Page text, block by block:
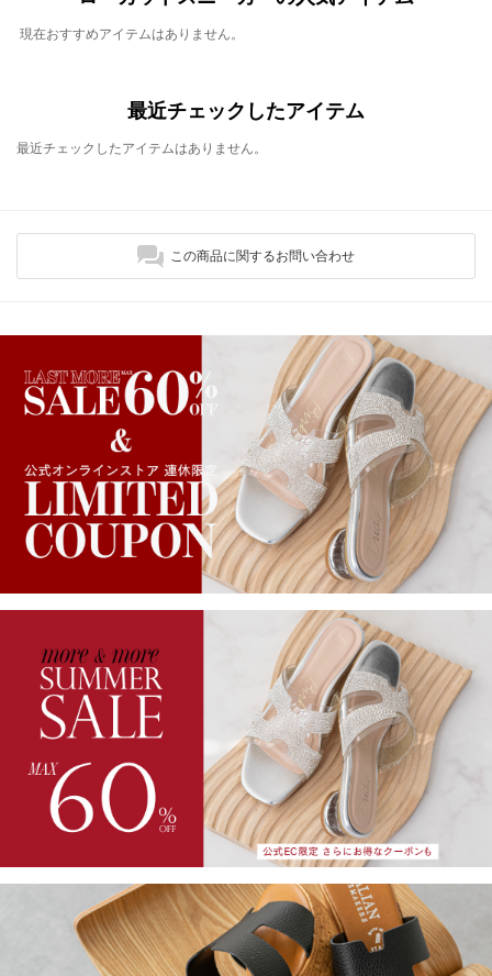
現在おすすめアイテムはありません。
最近チェックしたアイテム
最近チェックしたアイテムはありません。
この商品に関するお問い合わせ